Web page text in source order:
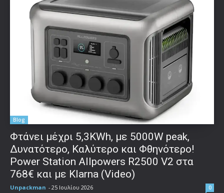
Blog
Φτάνει μέχρι 5,3KWh, με 5000W peak,
Δυνατότερο, Καλύτερο και Φθηνότερο!
Power Station Allpowers R2500 V2 στα
768€ και με Klarna (Video)
Unpackman - 25 Ιουλίου 2026 0